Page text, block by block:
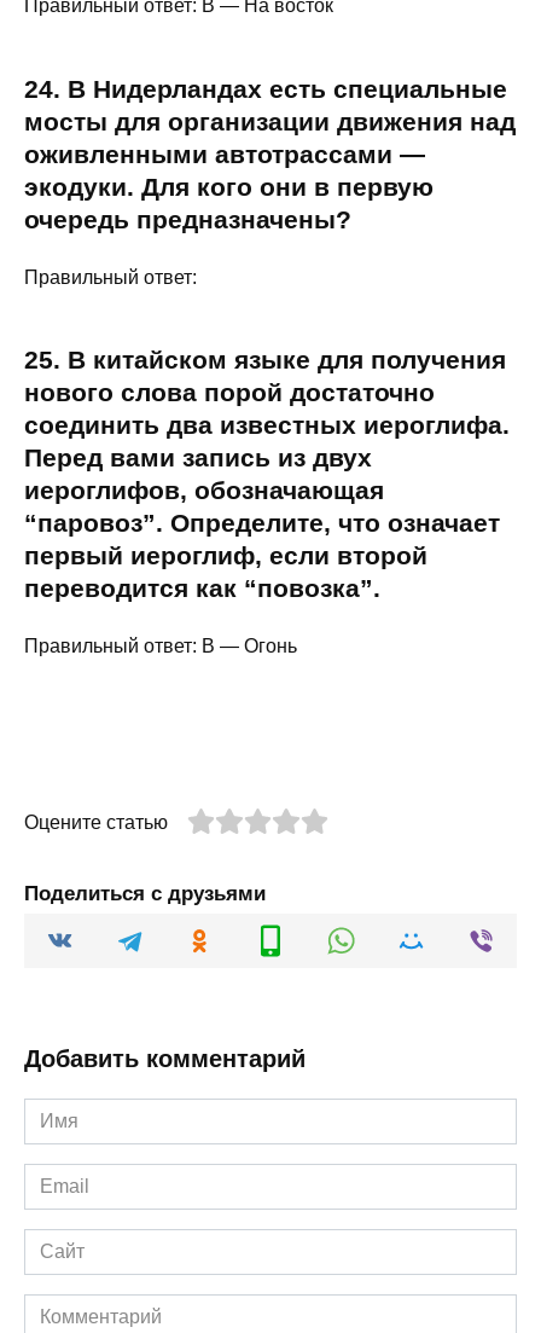
Правильный ответ: В — На восток
24. В Нидерландах есть специальные
мосты для организации движения над
оживленными автотрассами —
экодуки. Для кого они в первую
очередь предназначены?
Правильный ответ:
25. В китайском языке для получения
нового слова порой достаточно
соединить два известных иероглифа.
Перед вами запись из двух
иероглифов, обозначающая
“паровоз”. Определите, что означает
первый иероглиф, если второй
переводится как “повозка”.
Правильный ответ: В — Огонь
Оцените статью
Поделиться с друзьями
Добавить комментарий
Имя
*
Email
*
Сайт
Комментарий